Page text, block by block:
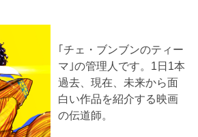
｢チェ・ブンブンのティー
マ｣の管理人です。1日1本
過去、現在、未来から面
白い作品を紹介する映画
の伝道師。